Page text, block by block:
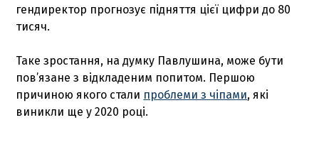
гендиректор прогнозує підняття цієї цифри до 80
тисяч.
Таке зростання, на думку Павлушина, може бути
пов’язане з відкладеним попитом. Першою
причиною якого стали проблеми з чіпами, які
виникли ще у 2020 році.